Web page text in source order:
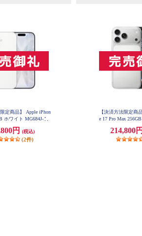
限定商品】 Apple iPhon
ホワイト MG684J-A
円 (税込)
(2件)
【決済方法限定商
e 17 Pro Max
214,800円